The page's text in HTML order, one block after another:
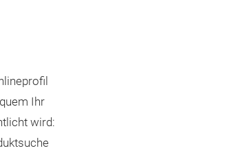
Ihr
wird: